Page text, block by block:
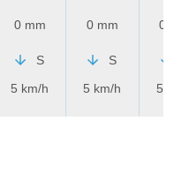
0 mm
S
5 km/h
0 mm
S
5 km/h
0 mm
5 km/h